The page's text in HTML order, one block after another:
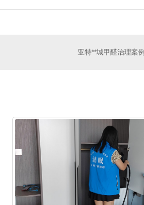
亚特**城甲醛治理案例